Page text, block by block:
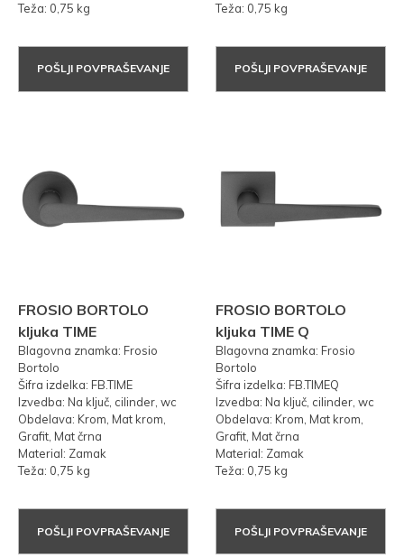
Teža: 0,75 kg
POŠLJI POVPRAŠEVANJE
Teža: 0,75 kg
POŠLJI POVPRAŠEVANJE
FROSIO BORTOLO
kljuka TIME
Blagovna znamka: Frosio
Bortolo
Šifra izdelka: FB.TIME
Izvedba: Na ključ, cilinder, wc
Obdelava: Krom, Mat krom,
Grafit, Mat črna
Material: Zamak
Teža: 0,75 kg
POŠLJI POVPRAŠEVANJE
FROSIO BORTOLO
kljuka TIME Q
Blagovna znamka: Frosio
Bortolo
Šifra izdelka: FB.TIMEQ
Izvedba: Na ključ, cilinder, wc
Obdelava: Krom, Mat krom,
Grafit, Mat črna
Material: Zamak
Teža: 0,75 kg
POŠLJI POVPRAŠEVANJE